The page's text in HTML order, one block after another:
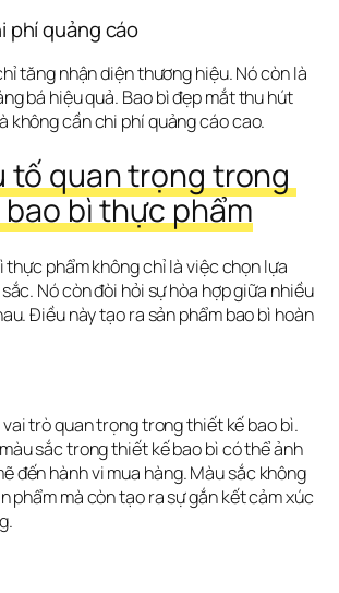
phí quảng cáo
bá hiệu quả. Bao bì đẹp mắt thu hút
không cần chi phí quảng cáo cao.
tố quan trọng trong
bì thực phẩm
thực phẩm không chỉ là việc chọn lựa
Nó còn đòi hỏi sự hòa hợp giữa nhiều
Điều này tạo ra sản phẩm bao bì hoàn
sắc trong thiết kế bao bì có thể ảnh
đến hành vi mua hàng. Màu sắc không
phẩm mà còn tạo ra sự gắn kết cảm xúc